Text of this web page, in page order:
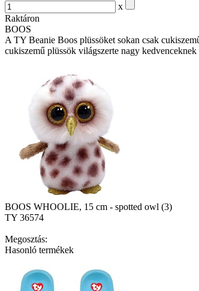
x
Raktáron
BOOS
A TY Beanie Boos plüssöket sokan csak
cukiszemű plüssök világszerte nagy
BOOS WHOOLIE, 15 cm - spotted owl (3)
TY 36574
Megosztás:
Hasonló termékek